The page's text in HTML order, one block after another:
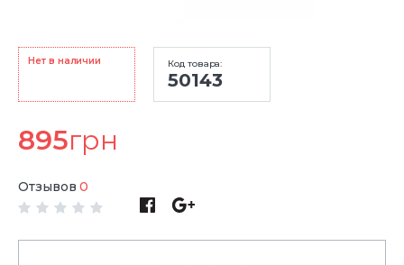
Нет в наличии Код товара:
50143
895грн
Отзывов 0